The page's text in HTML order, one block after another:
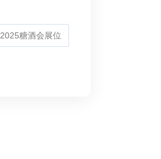
2025糖酒会展位